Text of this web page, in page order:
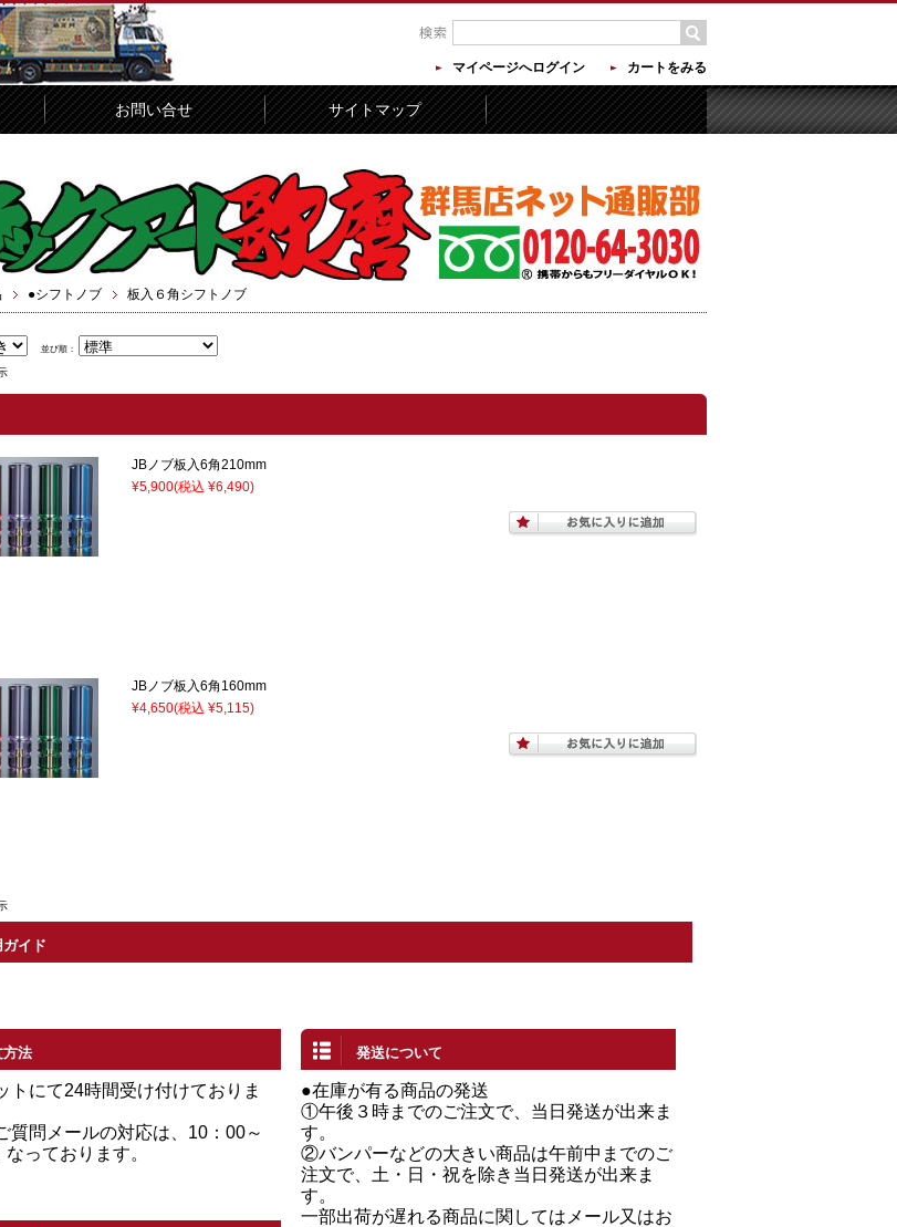
マイページへログイン カートをみる
お問い合せ サイトマップ
●シフトノブ 板入６角シフトノブ
並び順：
JBノブ板入6角210mm
¥5,900(税込 ¥6,490)
JBノブ板入6角160mm
¥4,650(税込 ¥5,115)
ガイド
方法
トにて24時間受け付けておりま
質問メールの対応は、10：00～
っております。
発送について
●在庫が有る商品の発送
①午後３時までのご注文で、当日発送が出来ま
す。
②バンパーなどの大きい商品は午前中までのご
注文で、土・日・祝を除き当日発送が出来ま
す。
一部出荷が遅れる商品に関してはメール又はお